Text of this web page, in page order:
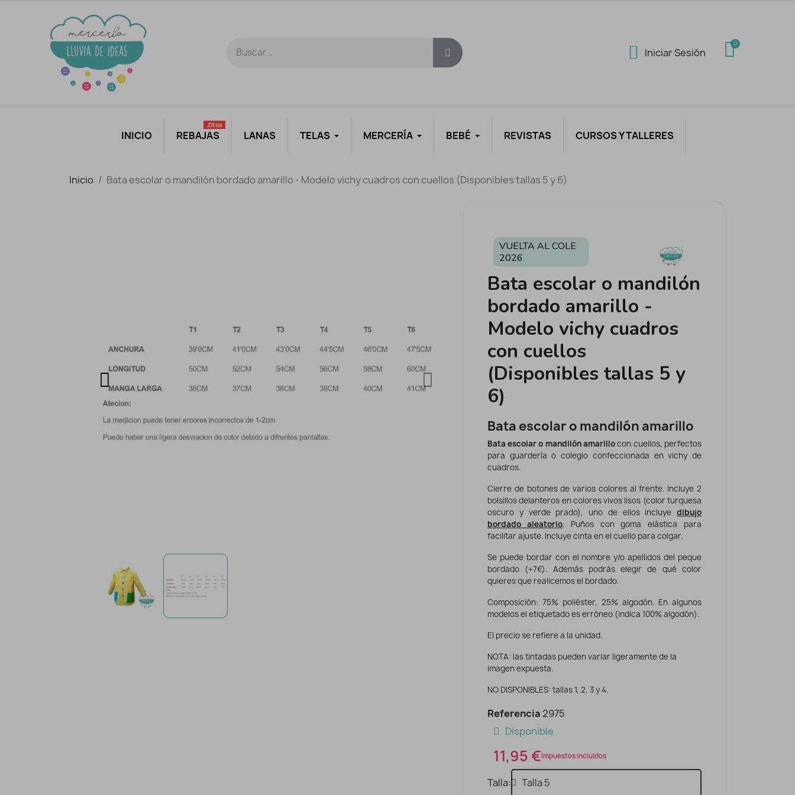
Iniciar Sesión
INICIO REBAJAS
.dtos
LANAS TELAS MERCERÍA BEBÉ REVISTAS CURSOS Y TALLERES
Inicio Bata escolar o mandilón bordado amarillo - Modelo vichy cuadros con cuellos (Disponibles tallas 5 y 6)
VUELTA AL COLE
2026
Bata escolar o mandilón
bordado amarillo -
Modelo vichy cuadros
con cuellos
(Disponibles tallas 5 y
6)
Bata escolar o mandilón amarillo
Bata escolar o mandilón amarillocon cuellos, perfectos
para guardería o colegio confeccionada en vichy de
cuadros.
Cierre de botones de varios colores al frente. Incluye 2
bolsillos delanteros en colores vivos lisos (color turquesa
oscuro y verde prado), uno de ellos incluye dibujo
bordado aleatorio. Puños con goma elástica para
facilitar ajuste. Incluye cinta en el cuello para colgar.
Se puede bordar con el nombre y/o apellidos del peque
bordado (+7€). Además podrás elegir de qué color
quieres que realicemos el bordado.
Composición: 75% poliéster, 25% algodón. En algunos
modelos el etiquetado es erróneo (indica 100% algodón).
El precio se refiere a la unidad.
NOTA: las tintadas pueden variar ligeramente de la
imagen expuesta.
NO DISPONIBLES: tallas 1, 2, 3 y 4.
Referencia 2975
Disponible
11,95 €Impuestos incluidos
Talla